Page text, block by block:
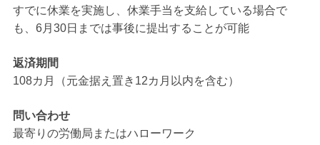
すでに休業を実施し、休業手当を支給している場合で
も、6月30日までは事後に提出することが可能
返済期間
108カ月（元金据え置き12カ月以内を含む）
問い合わせ
最寄りの労働局またはハローワーク